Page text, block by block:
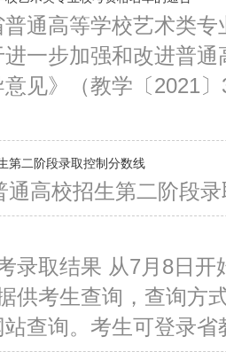
通高等学校艺术类
一步加强和改进普
见》（教学〔2021
第二阶段录取控制分数线
通高校招生第二阶段
录取结果 从7月8日
供考生查询，查询方
查询。考生可登录